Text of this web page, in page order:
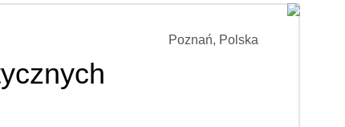
Poznań, Polska